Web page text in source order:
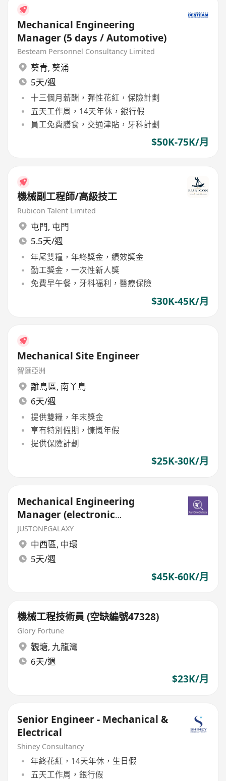
Mechanical Engineering
Manager (5 days / Automotive)
Besteam Personnel Consultancy Limited
葵青, 葵涌
5天/週
十三個月薪酬，彈性花紅，保險計劃
五天工作周，14天年休，銀行假
員工免費膳食，交通津貼，牙科計劃
$50K-75K/月
機械副工程師/高級技工
Rubicon Talent Limited
屯門, 屯門
5.5天/週
年尾雙糧，年終獎金，績效獎金
勤工獎金，一次性新人獎
免費早午餐，牙科福利，醫療保險
$30K-45K/月
Mechanical Site Engineer
智匯亞洲
離島區, 南丫島
6天/週
提供雙糧，年末獎金
享有特別假期，慷慨年假
提供保險計劃
$25K-30K/月
Mechanical Engineering
Manager (electronic
device/home appliance)
JUSTONEGALAXY
中西區, 中環
5天/週
$45K-60K/月
機械工程技術員 (空缺編號47328)
Glory Fortune
觀塘, 九龍灣
6天/週
$23K/月
Senior Engineer - Mechanical &
Electrical
Shiney Consultancy
年終花紅，14天年休，生日假
五天工作周，銀行假